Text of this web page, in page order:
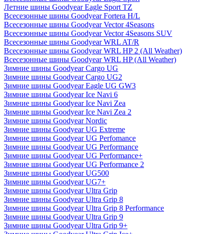
Летние шины Goodyear Eagle Sport TZ
Всесезонные шины Goodyear Fortera H/L
Всесезонные шины Goodyear Vector 4Seasons
Всесезонные шины Goodyear Vector 4Seasons SUV
Всесезонные шины Goodyear WRL AT/R
Всесезонные шины Goodyear WRL HP 2 (All Weather)
Всесезонные шины Goodyear WRL HP (All Weather)
Зимние шины Goodyear Cargo UG
Зимние шины Goodyear Cargo UG2
Зимние шины Goodyear Eagle UG GW3
Зимние шины Goodyear Ice Navi 6
Зимние шины Goodyear Ice Navi Zea
Зимние шины Goodyear Ice Navi Zea 2
Зимние шины Goodyear Nordic
Зимние шины Goodyear UG Extreme
Зимние шины Goodyear UG Perfomance
Зимние шины Goodyear UG Performance
Зимние шины Goodyear UG Performance+
Зимние шины Goodyear UG Performance 2
Зимние шины Goodyear UG500
Зимние шины Goodyear UG7+
Зимние шины Goodyear Ultra Grip
Зимние шины Goodyear Ultra Grip 8
Зимние шины Goodyear Ultra Grip 8 Performance
Зимние шины Goodyear Ultra Grip 9
Зимние шины Goodyear Ultra Grip 9+